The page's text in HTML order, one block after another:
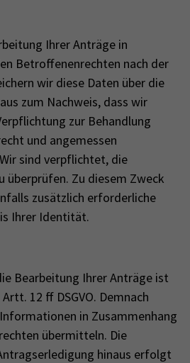
Ihrer Anträge in
Betroffenenrechten nach der
wir diese Daten über die
zum Nachweis, dass wir
zur Behandlung
und angemessen
sind verpflichtet, die
Zu diesem Zweck
zusätzlich erforderliche
Ihrer Identität.
Bearbeitung Ihrer Anträge ist
12 ff DSGVO. Demnach
in Zusammenhang
übermitteln. Die
hinaus erfolgt